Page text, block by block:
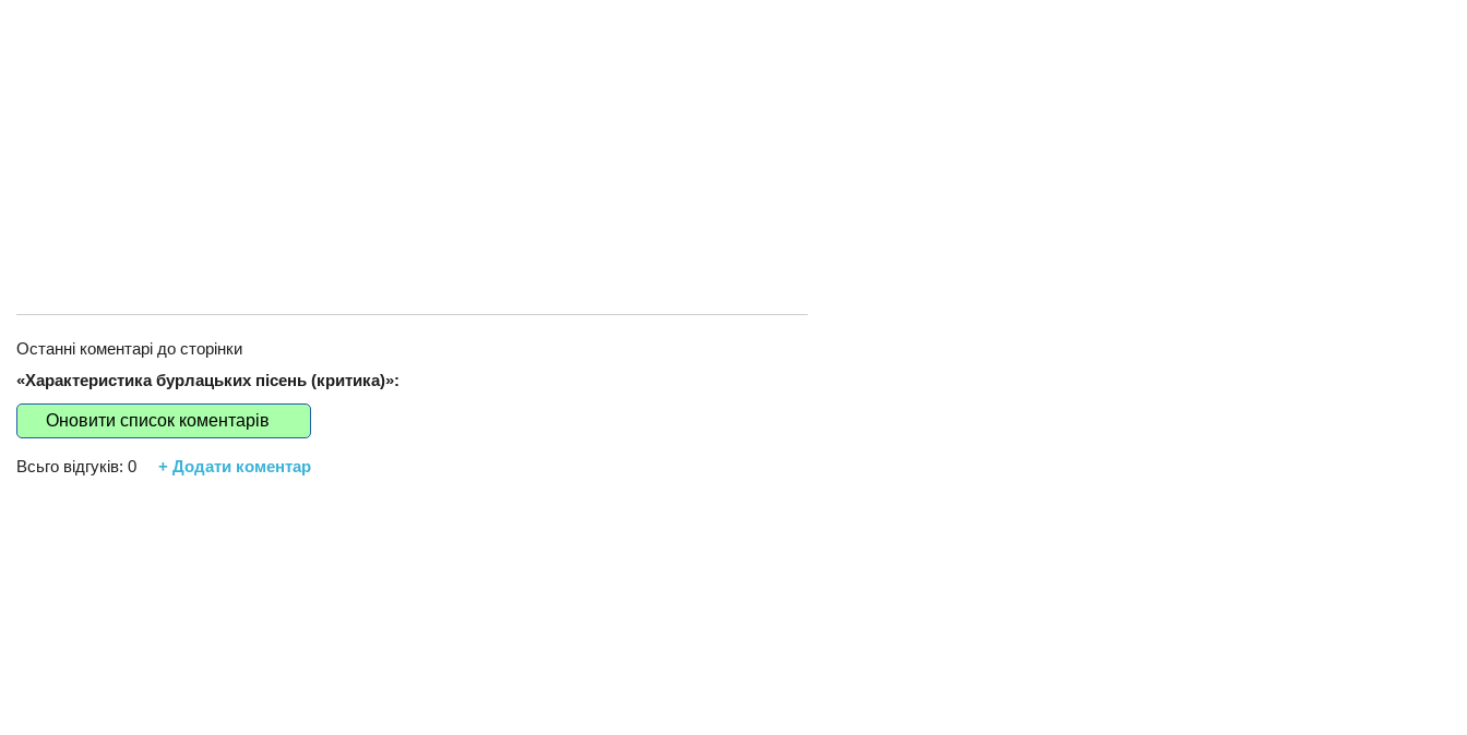
Останні коментарі до сторінки
«Характеристика бурлацьких пісень (критика)»:
Оновити список коментарів
Всьго відгуків: 0 + Додати коментар